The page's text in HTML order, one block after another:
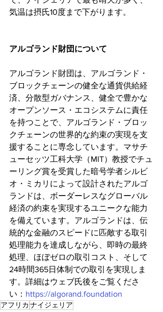
気温は摂氏10度まで下がります。
アルゴランド財団について
アルゴランド財団は、アルゴランド・
ブロックチェーンの健全な通貨供給経
済、分散型ガバナンス、健全で豊かな
オープンソース・エコシステムに責任
を持つことで、アルゴランド・ブロッ
クチェーンの世界的な約束の実現を支
援することに専念しています。マサチ
ューセッツ工科大学（MIT）教授でチュ
ーリング賞を受賞した暗号学者シルビ
オ・ミカリによって設計されたアルゴ
ランドは、ボーダーレスなグローバル
経済の約束を実現するユニークな能力
を備えています。アルゴランドは、伝
統的な金融のスピードに匹敵する取引
処理能力を達成しながら、即時の最終
処理、ほぼゼロの取引コスト、そして
24時間365日体制での取引を実現しま
す。詳細はウェブ氏後をご覧くださ
い： https://algorand.foundation
アフリカ ナイジェリア